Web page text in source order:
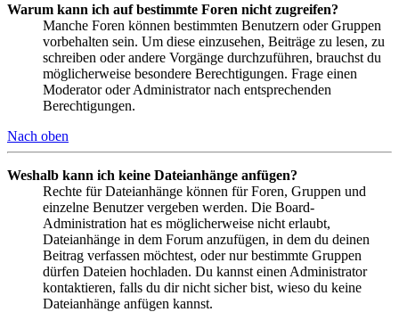
Warum kann ich auf bestimmte Foren nicht zugreifen?
Manche Foren können bestimmten Benutzern oder Gruppen
vorbehalten sein. Um diese einzusehen, Beiträge zu lesen, zu
schreiben oder andere Vorgänge durchzuführen, brauchst du
möglicherweise besondere Berechtigungen. Frage einen
Moderator oder Administrator nach entsprechenden
Berechtigungen.
Nach oben
Weshalb kann ich keine Dateianhänge anfügen?
Rechte für Dateianhänge können für Foren, Gruppen und
einzelne Benutzer vergeben werden. Die Board-
Administration hat es möglicherweise nicht erlaubt,
Dateianhänge in dem Forum anzufügen, in dem du deinen
Beitrag verfassen möchtest, oder nur bestimmte Gruppen
dürfen Dateien hochladen. Du kannst einen Administrator
kontaktieren, falls du dir nicht sicher bist, wieso du keine
Dateianhänge anfügen kannst.